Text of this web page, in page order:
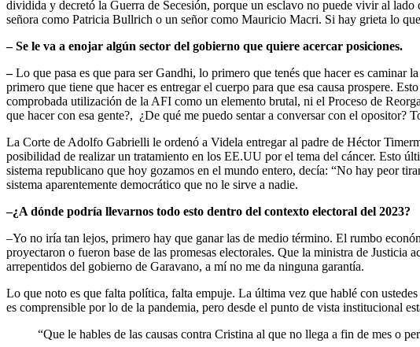
dividida y decretó la Guerra de Secesión, porque un esclavo no puede vivir al
señora como Patricia Bullrich o un señor como Mauricio Macri. Si hay grieta lo
–Se le va a enojar algún sector del gobierno que quiere acercar posiciones.
–Lo que pasa es que para ser Gandhi, lo primero que tenés que hacer es
primero que tiene que hacer es entregar el cuerpo para que esa causa prospere.
comprobada utilización de la AFI como un elemento brutal, ni el Proceso de
que hacer con esa gente?, ¿De qué me puedo sentar a conversar con el opositor?
La Corte de Adolfo Gabrielli le ordenó a Videla entregar al padre de Héctor
posibilidad de realizar un tratamiento en los EE.UU por el tema del cáncer. Esto
sistema republicano que hoy gozamos en el mundo entero, decía: “No hay peor
sistema aparentemente democrático que no le sirve a nadie.
–¿A dónde podría llevarnos todo esto dentro del contexto electoral del 2023?
–Yo no iría tan lejos, primero hay que ganar las de medio término. El rumbo
proyectaron o fueron base de las promesas electorales. Que la ministra de
arrepentidos del gobierno de Garavano, a mí no me da ninguna garantía.
Lo que noto es que falta política, falta empuje. La última vez que hablé con
es comprensible por lo de la pandemia, pero desde el punto de vista institucional
“Que le hables de las causas contra Cristina al que no llega a fin de mes o